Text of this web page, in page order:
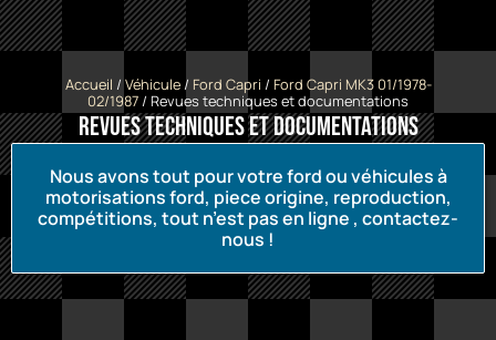
Accueil / Véhicule/ Ford Capri / Ford Capri MK3 01/1978-
02/1987/ Revues techniques et documentations
Revues techniques et documentations
Nous avons tout pour votre ford ou véhicules à
motorisations ford, piece origine, reproduction,
compétitions, tout n’est pas en ligne , contactez-
nous !